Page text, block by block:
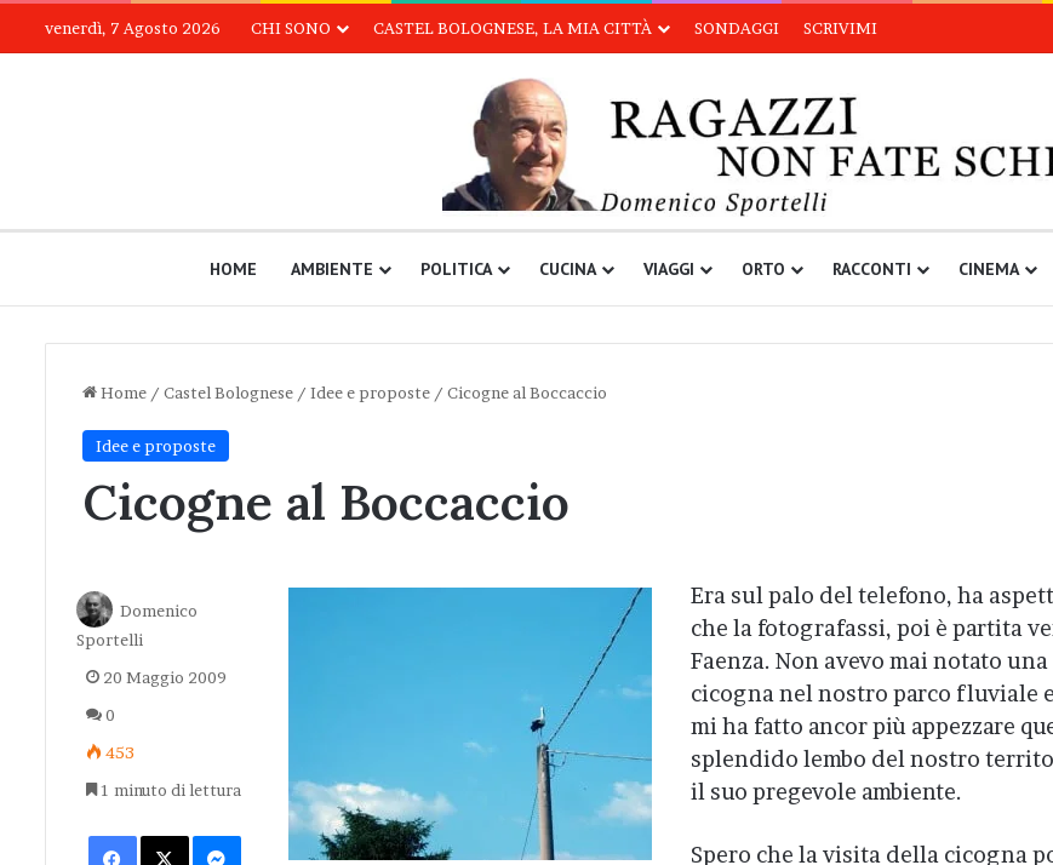
venerdì, 7 Agosto 2026 CHI SONO CASTEL BOLOGNESE, LA MIA CITTÀ SONDAGGI SCRIVIMI
HOME AMBIENTE POLITICA CUCINA VIAGGI ORTO RACCONTI CINEMA
Home / Castel Bolognese / Idee e proposte / Cicogne al Boccaccio
Idee e proposte
Cicogne al Boccaccio
Era sul palo del telefono, ha
che la fotografassi, poi è partita
Faenza. Non avevo mai notato una
cicogna nel nostro parco fluviale
mi ha fatto ancor più appezzare
splendido lembo del nostro
il suo pregevole ambiente.
Spero che la visita della cicogna
Domenico
Sportelli
20 Maggio 2009
0
453
1 minuto di lettura
Facebook
X Messenger